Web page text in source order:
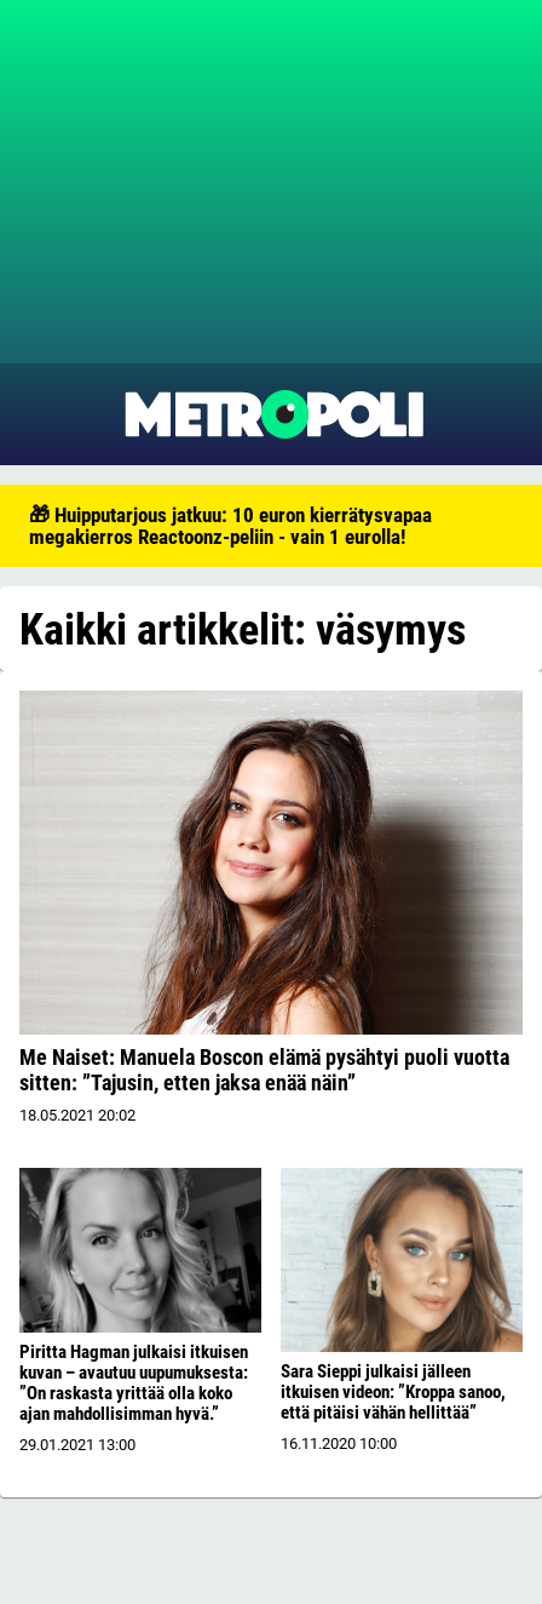
🎁 Huipputarjous jatkuu: 10 euron kierrätysvapaa
megakierros Reactoonz-peliin - vain 1 eurolla!
Kaikki artikkelit: väsymys
Me Naiset: Manuela Boscon elämä pysähtyi puoli vuotta
sitten: ”Tajusin, etten jaksa enää näin”
18.05.2021 20:02
Piritta Hagman julkaisi itkuisen
kuvan – avautuu uupumuksesta:
”On raskasta yrittää olla koko
ajan mahdollisimman hyvä.”
29.01.2021 13:00
Sara Sieppi julkaisi jälleen
itkuisen videon: ”Kroppa sanoo,
että pitäisi vähän hellittää”
16.11.2020 10:00